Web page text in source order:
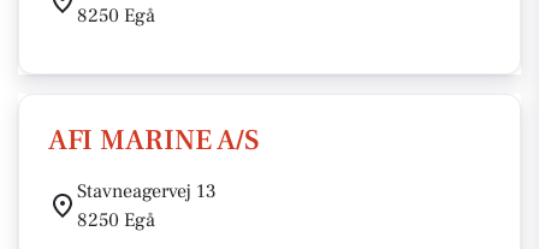
8250 Egå
AFI MARINE A/S
Stavneagervej 13
8250 Egå